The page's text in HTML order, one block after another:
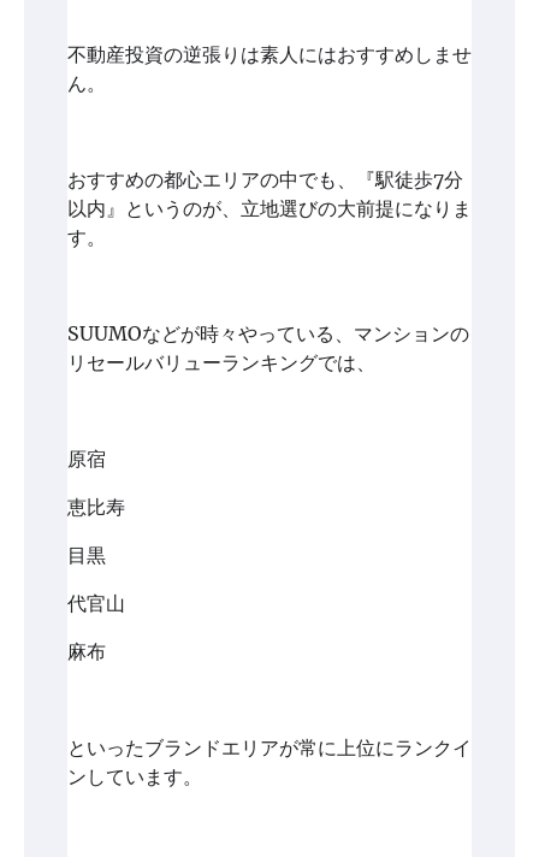
不動産投資の逆張りは素人にはおすすめしませ
ん。
おすすめの都心エリアの中でも、『駅徒歩7分
以内』というのが、立地選びの大前提になりま
す。
SUUMOなどが時々やっている、マンションの
リセールバリューランキングでは、
原宿
恵比寿
目黒
代官山
麻布
といったブランドエリアが常に上位にランクイ
ンしています。